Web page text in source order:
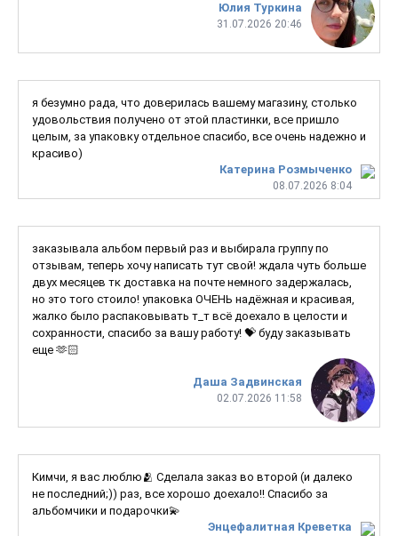
Юлия Туркина
31.07.2026 20:46
Катерина Розмыченко
08.07.2026 8:04
я безумно рада, что доверилась вашему магазину, столько
удовольствия получено от этой пластинки, все пришло
целым, за упаковку отдельное спасибо, все очень надежно и
красиво)
Даша Задвинская
02.07.2026 11:58
заказывала альбом первый раз и выбирала группу по
отзывам, теперь хочу написать тут свой! ждала чуть больше
двух месяцев тк доставка на почте немного задержалась,
но это того стоило! упаковка ОЧЕНЬ надёжная и красивая,
жалко было распаковывать т_т всё доехало в целости и
сохранности, спасибо за вашу работу! 💝 буду заказывать
еще 🫶🏻
Энцефалитная Креветка
Кимчи, я вас люблю🫂 Сделала заказ во второй (и далеко
не последний;)) раз, все хорошо доехало!! Спасибо за
альбомчики и подарочки💫